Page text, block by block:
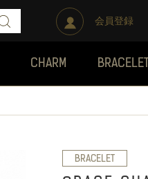
会員登録
CHARM BRACELET
BRACELET